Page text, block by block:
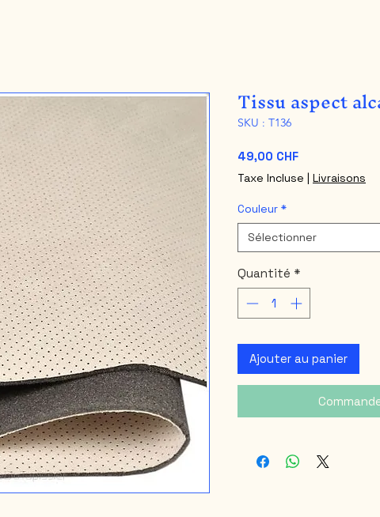
Tissu aspect
SKU : T136
49,00 CHFPrix
Taxe Incluse | Livraisons
Couleur *
Sélectionner
Quantité *
Ajouter au panier